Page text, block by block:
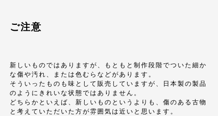
ご注意
新しいものではありますが、もともと制作段階でついた細か
な傷や汚れ、または色むらなどがあります。
そういったものも味として販売していますが、日本製の製品
のようにきれいな状態ではありません。
どちらかといえば、新しいものというよりも、傷のある古物
と考えていただいた方が雰囲気は近いと思います。